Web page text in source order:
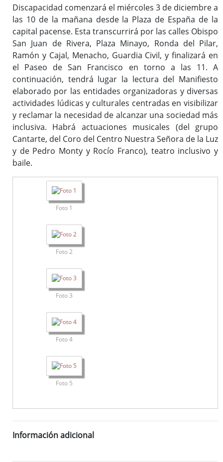
Discapacidad comenzará el miércoles 3 de diciembre a
las 10 de la mañana desde la Plaza de España de la
capital pacense. Esta transcurrirá por las calles Obispo
San Juan de Rivera, Plaza Minayo, Ronda del Pilar,
Ramón y Cajal, Menacho, Guardia Civil, y finalizará en
el Paseo de San Francisco en torno a las 11. A
continuación, tendrá lugar la lectura del Manifiesto
elaborado por las entidades organizadoras y diversas
actividades lúdicas y culturales centradas en visibilizar
y reclamar la necesidad de alcanzar una sociedad más
inclusiva. Habrá actuaciones musicales (del grupo
Cantarte, del Coro del Centro Nuestra Señora de la Luz
y de Pedro Monty y Rocío Franco), teatro inclusivo y
baile.
Foto 1
Foto 2
Foto 3
Foto 4
Foto 5
Información adicional